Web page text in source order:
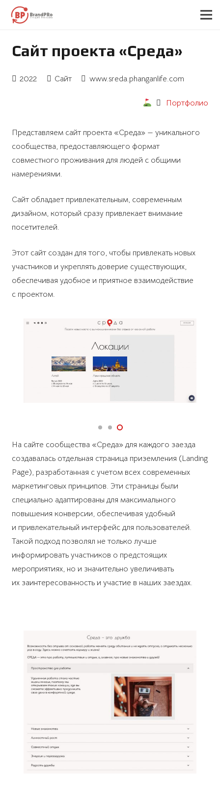
Сайт проекта «Среда»
2022 Сайт www.sreda.phanganlife.com
Портфолио
Представляем сайт проекта «Среда» — уникального
сообщества, предоставляющего формат
совместного проживания для людей с общими
намерениями.
Сайт обладает привлекательным, современным
дизайном, который сразу привлекает внимание
посетителей.
Этот сайт создан для того, чтобы привлекать новых
участников и укреплять доверие существующих,
обеспечивая удобное и приятное взаимодействие
с проектом.
На сайте сообщества «Среда» для каждого заезда
создавалась отдельная страница приземления (Landing
Page), разработанная с учетом всех современных
маркетинговых принципов. Эти страницы были
специально адаптированы для максимального
повышения конверсии, обеспечивая удобный
и привлекательный интерфейс для пользователей.
Такой подход позволял не только лучше
информировать участников о предстоящих
мероприятиях, но и значительно увеличивать
их заинтересованность и участие в наших заездах.